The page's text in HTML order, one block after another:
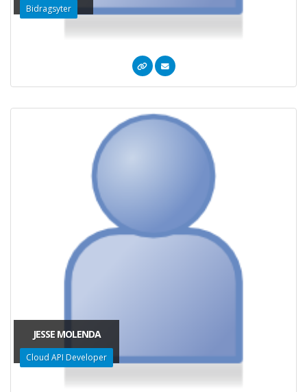
Bidragsyter
JESSE MOLENDA
Cloud API Developer